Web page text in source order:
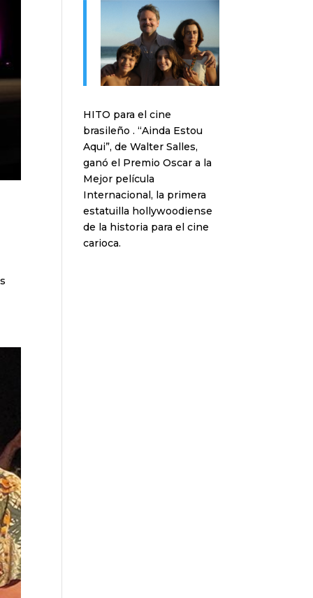
HITO para el cine
brasileño . “Ainda Estou
Aqui”, de Walter Salles,
ganó el Premio Oscar a la
Mejor película
Internacional, la primera
estatuilla hollywoodiense
de la historia para el cine
carioca.